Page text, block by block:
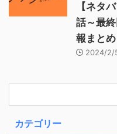
【ネタ
話～最
報まとめ
2024/2/
カテゴリー